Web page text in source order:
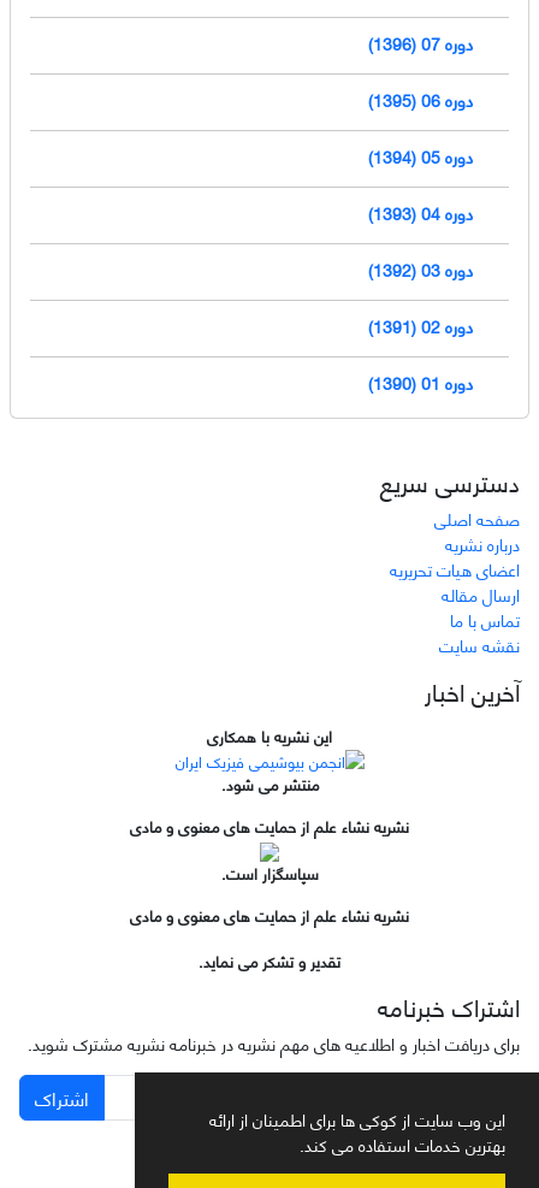
این وب سایت از کوکی ها برای اطمینان از ارائه
بهترین خدمات استفاده می کند.
دوره 07 (1396)
دوره 06 (1395)
دوره 05 (1394)
دوره 04 (1393)
دوره 03 (1392)
دوره 02 (1391)
دوره 01 (1390)
دسترسی سریع
صفحه اصلی
درباره نشریه
اعضای هیات تحریریه
ارسال مقاله
تماس با ما
نقشه سایت
آخرین اخبار
این نشریه با همکاری
منتشر می شود.
نشریه نشاء علم از حمایت های معنوی و مادی
سپاسگزار است.
نشریه نشاء علم از حمایت های معنوی و مادی
تقدیر و تشکر می نماید.
اشتراک خبرنامه
برای دریافت اخبار و اطلاعیه های مهم نشریه در خبرنامه نشریه مشترک شوید.
اشتراک